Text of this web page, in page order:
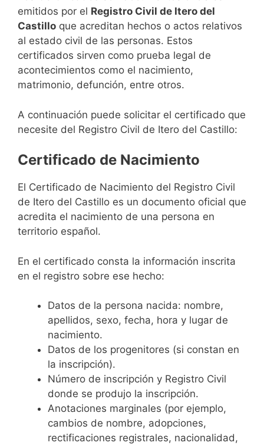
emitidos por el Registro Civil de Itero del
Castillo que acreditan hechos o actos relativos
al estado civil de las personas. Estos
certificados sirven como prueba legal de
acontecimientos como el nacimiento,
matrimonio, defunción, entre otros.
A continuación puede solicitar el certificado que
necesite del Registro Civil de Itero del Castillo:
Certificado de Nacimiento
El Certificado de Nacimiento del Registro Civil
de Itero del Castillo es un documento oficial que
acredita el nacimiento de una persona en
territorio español.
En el certificado consta la información inscrita
en el registro sobre ese hecho:
Datos de la persona nacida: nombre,
apellidos, sexo, fecha, hora y lugar de
nacimiento.
Datos de los progenitores (si constan en
la inscripción).
Número de inscripción y Registro Civil
donde se produjo la inscripción.
Anotaciones marginales (por ejemplo,
cambios de nombre, adopciones,
rectificaciones registrales, nacionalidad,